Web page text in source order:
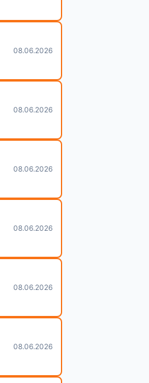
08.06.2026
08.06.2026
08.06.2026
08.06.2026
08.06.2026
08.06.2026